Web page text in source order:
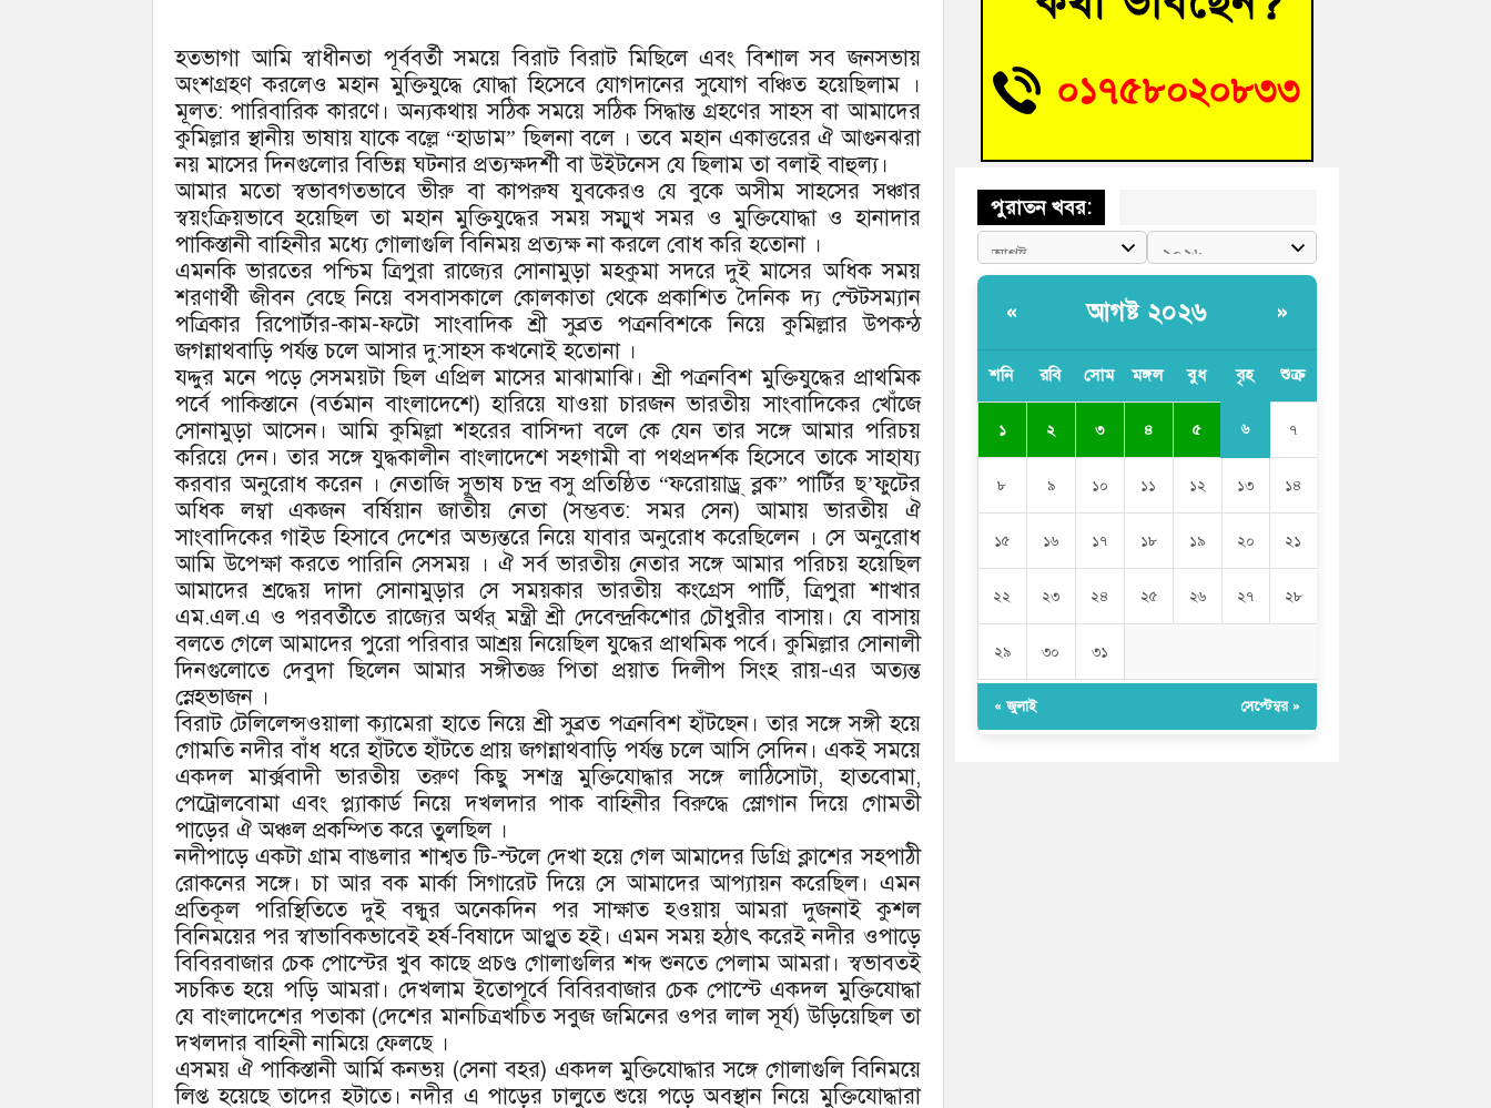
হতভাগা আমি স্বাধীনতা পূর্ববর্তী সময়ে বিরাট বিরাট মিছিলে এবং বিশাল সব জনসভায়
অংশগ্রহণ করলেও মহান মুক্তিযুদ্ধে যোদ্ধা হিসেবে যোগদানের সুযোগ বঞ্চিত হয়েছিলাম ।
মূলত: পারিবারিক কারণে। অন্যকথায় সঠিক সময়ে সঠিক সিদ্ধান্ত গ্রহণের সাহস বা আমাদের
কুমিল্লার স্থানীয় ভাষায় যাকে বল্লে “হাডাম” ছিলনা বলে । তবে মহান একাত্তরের ঐ আগুনঝরা
নয় মাসের দিনগুলোর বিভিন্ন ঘটনার প্রত্যক্ষদর্শী বা উইটনেস যে ছিলাম তা বলাই বাহুল্য।
আমার মতো স্বভাবগতভাবে ভীরু বা কাপরুষ যুবকেরও যে বুকে অসীম সাহসের সঞ্চার
স্বয়ংক্রিয়ভাবে হয়েছিল তা মহান মুক্তিযুদ্ধের সময় সম্মুখ সমর ও মুক্তিযোদ্ধা ও হানাদার
পাকিস্তানী বাহিনীর মধ্যে গোলাগুলি বিনিময় প্রত্যক্ষ না করলে বোধ করি হতোনা ।
এমনকি ভারতের পশ্চিম ত্রিপুরা রাজ্যের সোনামুড়া মহকুমা সদরে দুই মাসের অধিক সময়
শরণার্থী জীবন বেছে নিয়ে বসবাসকালে কোলকাতা থেকে প্রকাশিত দৈনিক দ্য স্টেটসম্যান
পত্রিকার রিপোর্টার-কাম-ফটো সাংবাদিক শ্রী সুব্রত পত্রনবিশকে নিয়ে কুমিল্লার উপকন্ঠ
জগন্নাথবাড়ি পর্যন্ত চলে আসার দু:সাহস কখনোই হতোনা ।
যদ্দুর মনে পড়ে সেসময়টা ছিল এপ্রিল মাসের মাঝামাঝি। শ্রী পত্রনবিশ মুক্তিযুদ্ধের প্রাথমিক
পর্বে পাকিস্তানে (বর্তমান বাংলাদেশে) হারিয়ে যাওয়া চারজন ভারতীয় সাংবাদিকের খোঁজে
সোনামুড়া আসেন। আমি কুমিল্লা শহরের বাসিন্দা বলে কে যেন তার সঙ্গে আমার পরিচয়
করিয়ে দেন। তার সঙ্গে যুদ্ধকালীন বাংলাদেশে সহগামী বা পথপ্রদর্শক হিসেবে তাকে সাহায্য
করবার অনুরোধ করেন । নেতাজি সুভাষ চন্দ্র বসু প্রতিষ্ঠিত “ফরোয়াড্র্ ব্লক” পার্টির ছ’ফুটের
অধিক লম্বা একজন বর্ষিয়ান জাতীয় নেতা (সম্ভবত: সমর সেন) আমায় ভারতীয় ঐ
সাংবাদিকের গাইড হিসাবে দেশের অভ্যন্তরে নিয়ে যাবার অনুরোধ করেছিলেন । সে অনুরোধ
আমি উপেক্ষা করতে পারিনি সেসময় । ঐ সর্ব ভারতীয় নেতার সঙ্গে আমার পরিচয় হয়েছিল
আমাদের শ্রদ্ধেয় দাদা সোনামুড়ার সে সময়কার ভারতীয় কংগ্রেস পার্টি, ত্রিপুরা শাখার
এম.এল.এ ও পরবর্তীতে রাজ্যের অর্থর্ মন্ত্রী শ্রী দেবেন্দ্রকিশোর চৌধুরীর বাসায়। যে বাসায়
বলতে গেলে আমাদের পুরো পরিবার আশ্রয় নিয়েছিল যুদ্ধের প্রাথমিক পর্বে। কুমিল্লার সোনালী
দিনগুলোতে দেবুদা ছিলেন আমার সঙ্গীতজ্ঞ পিতা প্রয়াত দিলীপ সিংহ রায়-এর অত্যন্ত
স্নেহভাজন ।
বিরাট টেলিলেন্সওয়ালা ক্যামেরা হাতে নিয়ে শ্রী সুব্রত পত্রনবিশ হাঁটছেন। তার সঙ্গে সঙ্গী হয়ে
গোমতি নদীর বাঁধ ধরে হাঁটতে হাঁটতে প্রায় জগন্নাথবাড়ি পর্যন্ত চলে আসি সেদিন। একই সময়ে
একদল মার্ক্সবাদী ভারতীয় তরুণ কিছু সশস্ত্র মুক্তিযোদ্ধার সঙ্গে লাঠিসোটা, হাতবোমা,
পেট্রোলবোমা এবং প্ল্যাকার্ড নিয়ে দখলদার পাক বাহিনীর বিরুদ্ধে স্লোগান দিয়ে গোমতী
পাড়ের ঐ অঞ্চল প্রকম্পিত করে তুলছিল ।
নদীপাড়ে একটা গ্রাম বাঙলার শাশ্বত টি-স্টলে দেখা হয়ে গেল আমাদের ডিগ্রি ক্লাশের সহপাঠী
রোকনের সঙ্গে। চা আর বক মার্কা সিগারেট দিয়ে সে আমাদের আপ্যায়ন করেছিল। এমন
প্রতিকূল পরিস্থিতিতে দুই বন্ধুর অনেকদিন পর সাক্ষাত হওয়ায় আমরা দুজনাই কুশল
বিনিময়ের পর স্বাভাবিকভাবেই হর্ষ-বিষাদে আপ্লুত হই। এমন সময় হঠাৎ করেই নদীর ওপাড়ে
বিবিরবাজার চেক পোস্টের খুব কাছে প্রচণ্ড গোলাগুলির শব্দ শুনতে পেলাম আমরা। স্বভাবতই
সচকিত হয়ে পড়ি আমরা। দেখলাম ইতোপূর্বে বিবিরবাজার চেক পোস্টে একদল মুক্তিযোদ্ধা
যে বাংলাদেশের পতাকা (দেশের মানচিত্রখচিত সবুজ জমিনের ওপর লাল সূর্য) উড়িয়েছিল তা
দখলদার বাহিনী নামিয়ে ফেলছে ।
এসময় ঐ পাকিস্তানী আর্মি কনভয় (সেনা বহর) একদল মুক্তিযোদ্ধার সঙ্গে গোলাগুলি বিনিময়ে
লিপ্ত হয়েছে তাদের হটাতে। নদীর এ পাড়ের ঢালুতে শুয়ে পড়ে অবস্থান নিয়ে মুক্তিযোদ্ধারা
উদ্যোগ; ৯ সদস্যের কমিটি গঠন
বুড়িচংয়ে জুলাই গণঅভ্যুত্থান দিবস উদযাপন উপলক্ষে
পুরাতন খবর:
« আগষ্ট ২০২৬ »
শনি রবি সোম মঙ্গল বুধ বৃহ শুক্র
১ ২ ৩ ৪ ৫ ৬ ৭
৮ ৯ ১০ ১১ ১২ ১৩ ১৪
১৫ ১৬ ১৭ ১৮ ১৯ ২০ ২১
২২ ২৩ ২৪ ২৫ ২৬ ২৭ ২৮
২৯ ৩০ ৩১
« জুলাই সেপ্টেম্বর »